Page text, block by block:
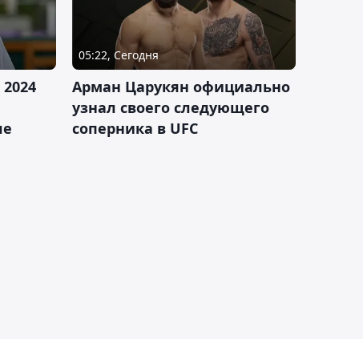
05:22, Сегодня
Арман Царукян официально
узнал своего следующего
соперника в UFC